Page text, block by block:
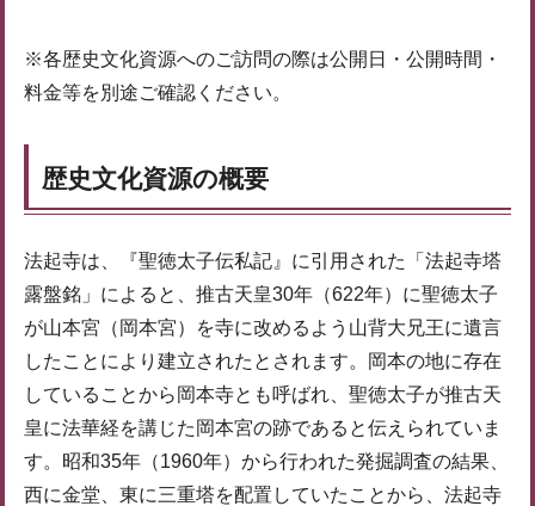
※各歴史文化資源へのご訪問の際は公開日・公開時間・
料金等を別途ご確認ください。
歴史文化資源の概要
法起寺は、『聖徳太子伝私記』に引用された「法起寺塔
露盤銘」によると、推古天皇30年（622年）に聖徳太子
が山本宮（岡本宮）を寺に改めるよう山背大兄王に遺言
したことにより建立されたとされます。岡本の地に存在
していることから岡本寺とも呼ばれ、聖徳太子が推古天
皇に法華経を講じた岡本宮の跡であると伝えられていま
す。昭和35年（1960年）から行われた発掘調査の結果、
西に金堂、東に三重塔を配置していたことから、法起寺